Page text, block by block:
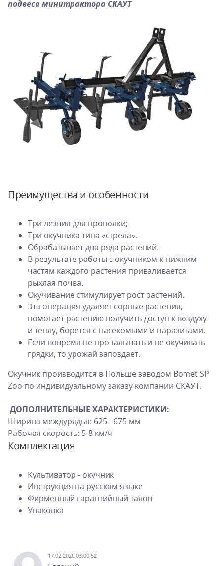
подвеса минитрактора СКАУТ
Преимущества и особенности
Три лезвия для прополки;
Три окучника типа «стрела».
Обрабатывает два ряда растений.
В результате работы с окучником к нижним
частям каждого растения приваливается
рыхлая почва.
Окучивание стимулирует рост растений.
Эта операция удаляет сорные растения,
помогает растению получить доступ к воздуху
и теплу, борется с насекомыми и паразитами.
Если вовремя не пропалывать и не окучивать
грядки, то урожай запоздает.
Окучник производится в Польше заводом Bomet SP
Zoo по индивидуальному заказу компании СКАУТ.
ДОПОЛНИТЕЛЬНЫЕ ХАРАКТЕРИСТИКИ:
Ширина междурядья: 625 - 675 мм
Рабочая скорость: 5-8 км/ч
Комплектация
Культиватор - окучник
Инструкция на русском языке
Фирменный гарантийный талон
Упаковка
17.02.2020 03:00:52